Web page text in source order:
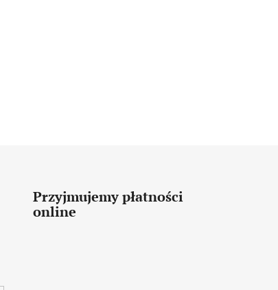
Przyjmujemy płatności
online